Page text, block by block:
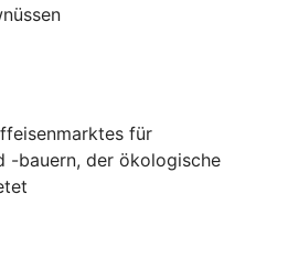
für
-bauern, der ökologische